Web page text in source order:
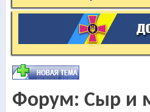
Форум: Сыр и